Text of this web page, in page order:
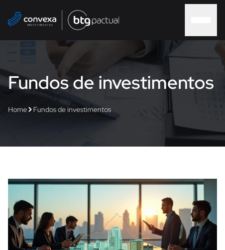
Home
Contato
Blog
Fundos de investimentos
Home Fundos de investimentos